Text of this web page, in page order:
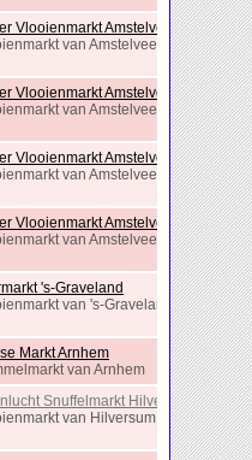
Vlooienmarkt Amstelveen
van Amstelveen
Vlooienmarkt Amstelveen
van Amstelveen
Vlooienmarkt Amstelveen
van Amstelveen
Vlooienmarkt Amstelveen
van Amstelveen
's-Graveland
van 's-Graveland
Markt Arnhem
van Arnhem
Snuffelmarkt Hilversum
van Hilversum